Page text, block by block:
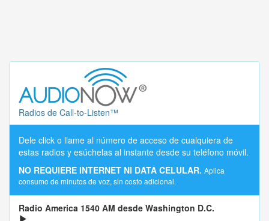
Radios de Call-to-Listen™
Dele click o llame al número de acceso de cualquiera de
estas radios y esúchelas al instante desde su teléfono móvil.
NO REQUIERE INTERNET NI DATA CELULAR. Aplica
consumo de minutos de voz, sin costo adicional.
Radio America 1540 AM desde Washington D.C.